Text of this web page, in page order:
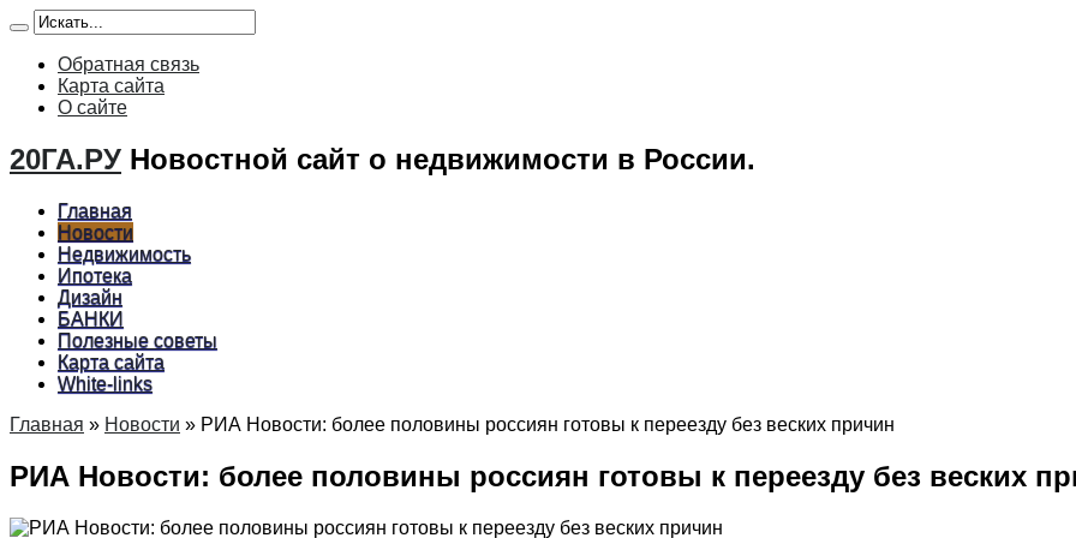
Обратная связь
Карта сайта
О сайте
20ГА.РУ Новостной сайт о недвижимости в России.
Главная
Новости
Недвижимость
Ипотека
Дизайн
БАНКИ
Полезные советы
Карта сайта
White-links
Главная » Новости » РИА Новости: более половины россиян готовы к переезду без веских причин
РИА Новости: более половины россиян готовы к переезду без веских